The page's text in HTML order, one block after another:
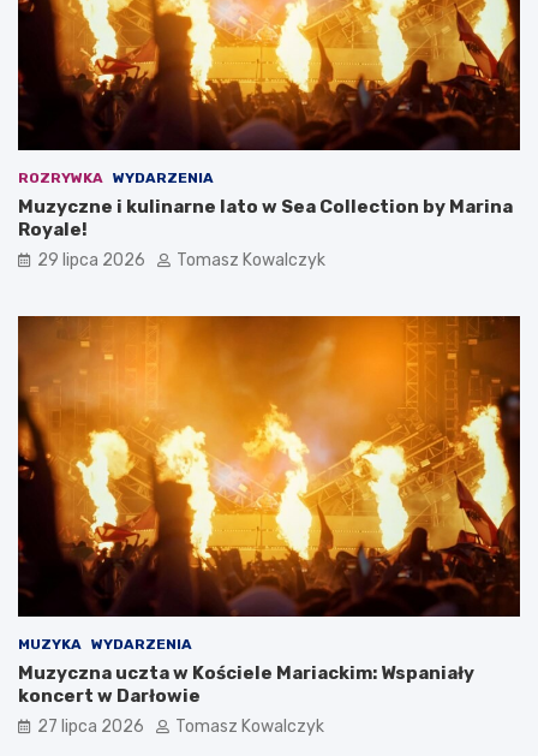
ROZRYWKA WYDARZENIA
Muzyczne i kulinarne lato w Sea Collection by Marina
Royale!
29 lipca 2026 Tomasz Kowalczyk
MUZYKA WYDARZENIA
Muzyczna uczta w Kościele Mariackim: Wspaniały
koncert w Darłowie
27 lipca 2026 Tomasz Kowalczyk